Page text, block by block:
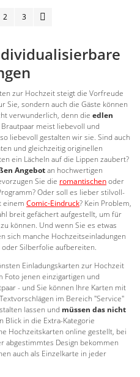
2 3
zur Hochzeit steigt die Vorfreude
Sie, sondern auch die Gäste können
verwunderlich, denn die edlen
meist liebevoll und
liebevoll gestalten wir sie. Sind auch
und gleichzeitig originellen
ein Lächeln auf die Lippen zaubert?
Angebotan hochwertigen
Sie die romantischenoder
Oder soll es lieber stilvoll-
einem Comic-Eindruck? Kein Problem,
breit gefächert aufgestellt, um für
können. Und wenn Sie es etwas
sich manche Hochzeitseinladungen
Silberfolie aufbereiten.
Einladungskarten zur Hochzeit
Foto jenen einzigartigen und
- und Sie können Ihre Karten mit
im Bereich "Service"
lassen und müssen das nicht
Blick in die Extra-Kategorie
Hochzeitskarten online gestellt, bei
abgestimmtes Design bekommen
auch als Einzelkarte in jeder